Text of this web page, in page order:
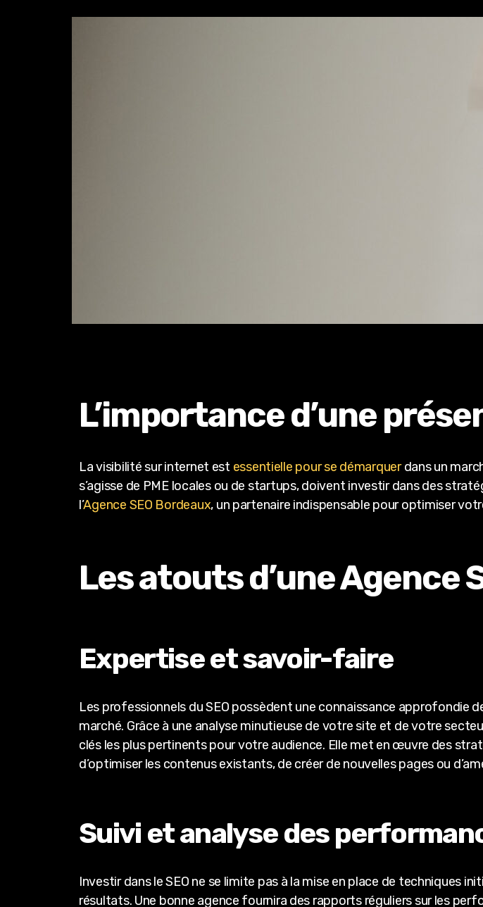
L’importance d’une
La visibilité sur internet est essentielle pour se démarquerdans un
s’agisse de PME locales ou de startups, doivent investir dans des
l’Agence SEO Bordeaux, un partenaire indispensable pour optimiser
Les atouts d’une Agence
Expertise et savoir-faire
Les professionnels du SEO possèdent une connaissance approfondie
marché. Grâce à une analyse minutieuse de votre site et de votre
clés les plus pertinents pour votre audience. Elle met en œuvre des
d’optimiser les contenus existants, de créer de nouvelles pages ou
Suivi et analyse des
Investir dans le SEO ne se limite pas à la mise en place de techniques
résultats. Une bonne agence fournira des rapports réguliers sur les